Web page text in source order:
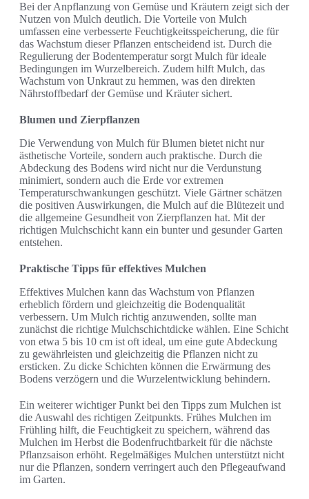
Bei der Anpflanzung von Gemüse und Kräutern zeigt sich der
Nutzen von Mulch deutlich. Die Vorteile von Mulch
umfassen eine verbesserte Feuchtigkeitsspeicherung, die für
das Wachstum dieser Pflanzen entscheidend ist. Durch die
Regulierung der Bodentemperatur sorgt Mulch für ideale
Bedingungen im Wurzelbereich. Zudem hilft Mulch, das
Wachstum von Unkraut zu hemmen, was den direkten
Nährstoffbedarf der Gemüse und Kräuter sichert.
Blumen und Zierpflanzen
Die Verwendung von Mulch für Blumen bietet nicht nur
ästhetische Vorteile, sondern auch praktische. Durch die
Abdeckung des Bodens wird nicht nur die Verdunstung
minimiert, sondern auch die Erde vor extremen
Temperaturschwankungen geschützt. Viele Gärtner schätzen
die positiven Auswirkungen, die Mulch auf die Blütezeit und
die allgemeine Gesundheit von Zierpflanzen hat. Mit der
richtigen Mulchschicht kann ein bunter und gesunder Garten
entstehen.
Praktische Tipps für effektives Mulchen
Effektives Mulchen kann das Wachstum von Pflanzen
erheblich fördern und gleichzeitig die Bodenqualität
verbessern. Um Mulch richtig anzuwenden, sollte man
zunächst die richtige Mulchschichtdicke wählen. Eine Schicht
von etwa 5 bis 10 cm ist oft ideal, um eine gute Abdeckung
zu gewährleisten und gleichzeitig die Pflanzen nicht zu
ersticken. Zu dicke Schichten können die Erwärmung des
Bodens verzögern und die Wurzelentwicklung behindern.
Ein weiterer wichtiger Punkt bei den Tipps zum Mulchen ist
die Auswahl des richtigen Zeitpunkts. Frühes Mulchen im
Frühling hilft, die Feuchtigkeit zu speichern, während das
Mulchen im Herbst die Bodenfruchtbarkeit für die nächste
Pflanzsaison erhöht. Regelmäßiges Mulchen unterstützt nicht
nur die Pflanzen, sondern verringert auch den Pflegeaufwand
im Garten.